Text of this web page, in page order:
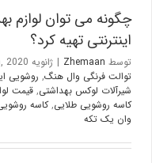
چگونه می توان لوازم
اینترنتی تهیه کرد؟
توسطZhemaan
| ژانویه 18th, 2020
توالت فرنگی وال هنگ,روشویی
شیرآلات لوکس بهداشتی,قیمت لوازم
کاسه روشویی طلایی,کاسه روشویی
وان یک تکه